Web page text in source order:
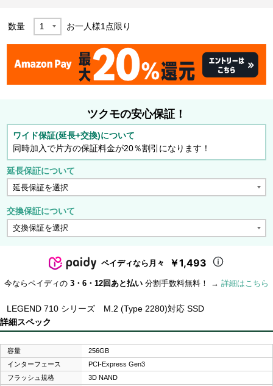
数量 お一人様1点限り
ツクモの安心保証！
ワイド保証(延長+交換)について
同時加入で片方の保証料金が20％割引になります！
延長保証について
交換保証について
ペイディなら月々 ￥1,493
今ならペイディの 3・6・12回あと払い 分割手数料無料！ → 詳細はこちら
LEGEND 710 シリーズ M.2 (Type 2280)対応 SSD
詳細スペック
容量
256GB
インターフェース
PCI-Express Gen3
フラッシュ規格
3D NAND